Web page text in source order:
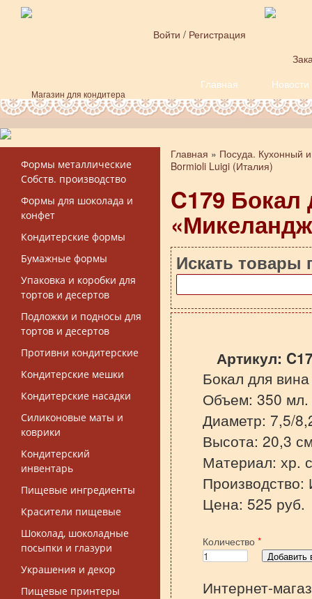
Перейти к основному содержанию
Магазин для кондитера
Войти / Регистрация
Главная
Новости
Форма поиска
Формы металлические
Собств. производство
Формы для шоколада и
конфет
Кондитерские формы
Бумажные формы
Упаковка и коробки для
тортов и десертов
Подложки и подносы для
тортов и десертов
Противни кондитерские
Кондитерские мешки
Кондитерские насадки
Силиконовые маты и
коврики
Кондитерский
инвентарь
Пищевые ингредиенты
Красители пищевые
Шоколад, шоколадные
посыпки и глазури
Украшения и декор
Пищевые принтеры
Вы здесь
Главная » Посуда. Кухонный
Bormioli Luigi (Италия)
C179 Бокал
Искать товары
Артикул:
Бокал для
Объем: 350 мл.
Диаметр: 7,5/
Высота: 20,3
Материал: хр.
Производство:
Цена: 525 руб.
Количество *
Интернет-